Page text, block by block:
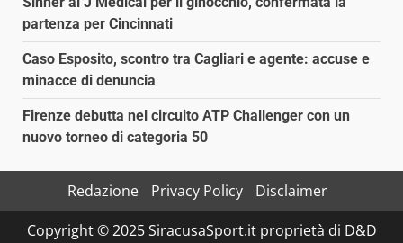
partenza per Cincinnati
Caso Esposito, scontro tra Cagliari e agente: accuse e
minacce di denuncia
Firenze debutta nel circuito ATP Challenger con un
nuovo torneo di categoria 50
Redazione Privacy Policy
Disclaimer
Copyright © 2025 SiracusaSport.it proprietà di D&D